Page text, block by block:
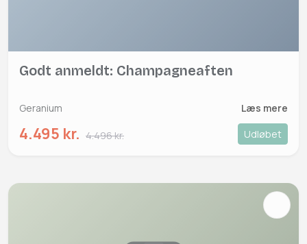
Godt anmeldt: Champagneaften
Geranium Læs mere
4.495 kr. 4.496 kr. Udløbet